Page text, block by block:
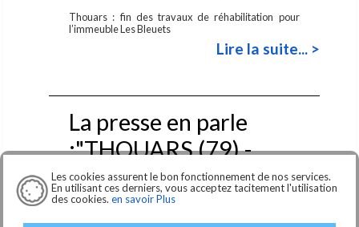
Les cookies assurent le bon fonctionnement de nos services.
En utilisant ces derniers, vous acceptez tacitement l'utilisation
des cookies. en savoir Plus
Thouars : fin des travaux de réhabilitation pour
l’immeuble Les Bleuets
Lire la suite... >
La presse en parle
:"THOUARS (79) -
Agrandissement du
Pôle Santé"